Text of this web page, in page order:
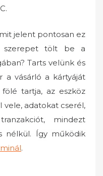
jelent pontosan ez
szerepet tölt be a
Tarts velünk és
a vásárló a kártyáját
tartja, az eszköz
adatokat cserél,
mindezt
nélkül. Így működik
.